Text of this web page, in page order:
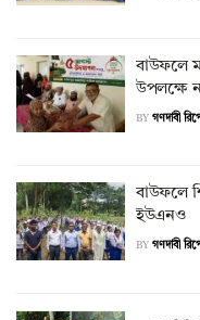
বাউফলে
উপলক্ষে
BY গণদাবী
বাউফলে
ইউএনও
BY গণদাবী